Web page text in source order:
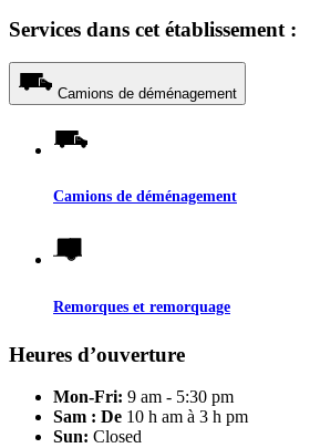
Services dans cet établissement :
Camions de déménagement
Camions de déménagement
Remorques et remorquage
Heures d’ouverture
Mon-Fri: 9 am - 5:30 pm
Sam : De 10 h am à 3 h pm
Sun: Closed